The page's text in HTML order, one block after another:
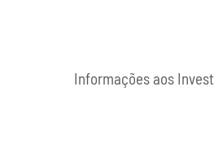
Informações aos